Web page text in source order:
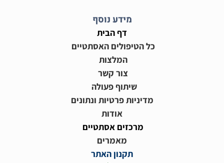
מידע נוסף
דף הבית
כל הטיפולים האסתטיים
המלצות
צור קשר
שיתוף פעולה
מדיניות פרטיות ונתונים
אודות
מרכזים אסתטיים
מאמרים
תקנון האתר